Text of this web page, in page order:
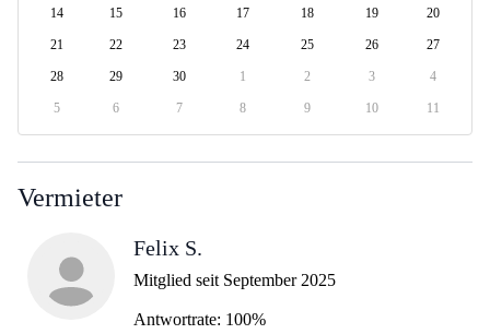
14 15 16 17 18 19 20
21 22 23 24 25 26 27
28 29 30 1 2 3 4
5 6 7 8 9 10 11
Vermieter
Felix S.
Mitglied seit September 2025
Antwortrate: 100%